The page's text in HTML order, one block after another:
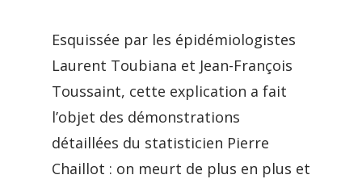
Esquissée par les épidémiologistes
Laurent Toubiana et Jean-François
Toussaint, cette explication a fait
l’objet des démonstrations
détaillées du statisticien Pierre
Chaillot : on meurt de plus en plus et